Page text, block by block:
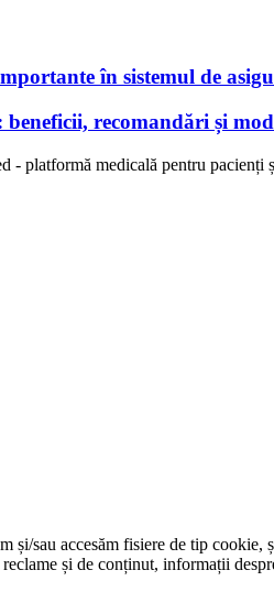
în sistemul de
beneficii, recomandări și
- platformă medicală pentru pacienți
și/sau accesăm fisiere de tip
reclame și de conținut, informații